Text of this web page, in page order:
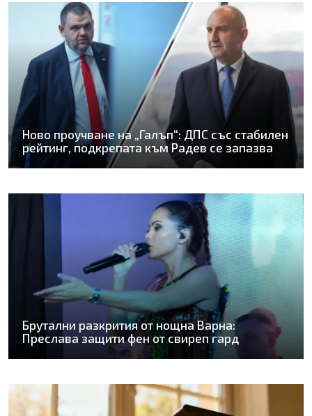
Ново проучване на „Галъп“: ДПС със стабилен
рейтинг, подкрепата към Радев се запазва
Брутални разкрития от нощна Варна:
Преслава защити фен от свиреп гард